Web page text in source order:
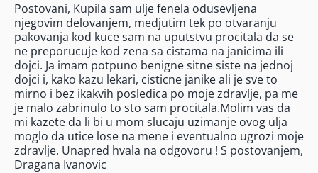
Postovani, Kupila sam ulje fenela odusevljena
njegovim delovanjem, medjutim tek po otvaranju
pakovanja kod kuce sam na uputstvu procitala da se
ne preporucuje kod zena sa cistama na janicima ili
dojci. Ja imam potpuno benigne sitne siste na jednoj
dojci i, kako kazu lekari, cisticne janike ali je sve to
mirno i bez ikakvih posledica po moje zdravlje, pa me
je malo zabrinulo to sto sam procitala.Molim vas da
mi kazete da li bi u mom slucaju uzimanje ovog ulja
moglo da utice lose na mene i eventualno ugrozi moje
zdravlje. Unapred hvala na odgovoru ! S postovanjem,
Dragana Ivanovic